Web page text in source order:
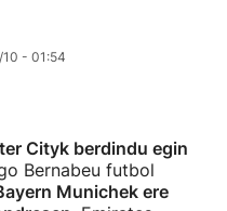
- 01:54
Cityk berdindu egin
Bernabeu futbol
Munichek ere